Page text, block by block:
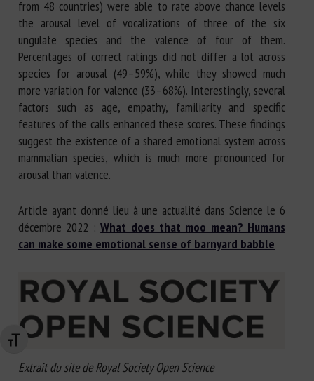
Changer la taille de la police
from 48 countries) were able to rate above chance levels
the arousal level of vocalizations of three of the six
ungulate species and the valence of four of them.
Percentages of correct ratings did not differ a lot across
species for arousal (49–59%), while they showed much
more variation for valence (33–68%). Interestingly, several
factors such as age, empathy, familiarity and specific
features of the calls enhanced these scores. These findings
suggest the existence of a shared emotional system across
mammalian species, which is much more pronounced for
arousal than valence.
Article ayant donné lieu à une actualité dans Science le 6
décembre 2022 :What does that moo mean? Humans
can make some emotional sense of barnyard babble
Extrait du site de Royal Society Open Science